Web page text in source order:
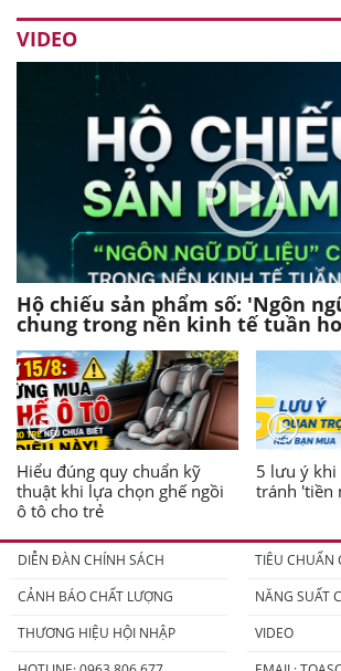
VIDEO
Hộ chiếu sản phẩm số: 'Ngôn
chung trong nền kinh tế tuần
Hiểu đúng quy chuẩn kỹ
thuật khi lựa chọn ghế ngồi
ô tô cho trẻ
5 lưu ý khi
tránh 'tiền
DIỄN ĐÀN CHÍNH SÁCH
TIÊU CHUẨN
CẢNH BÁO CHẤT LƯỢNG
NĂNG SUẤT
THƯƠNG HIỆU HỘI NHẬP
VIDEO